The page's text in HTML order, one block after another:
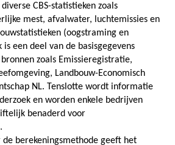
CBS-statistieken zoals
mest, afvalwater, luchtemissies en
(oogstraming en
een deel van de basisgegevens
zoals Emissieregistratie,
Landbouw-Economisch
NL. Tenslotte wordt informatie
en worden enkele bedrijven
benaderd voor
berekeningsmethode geeft het